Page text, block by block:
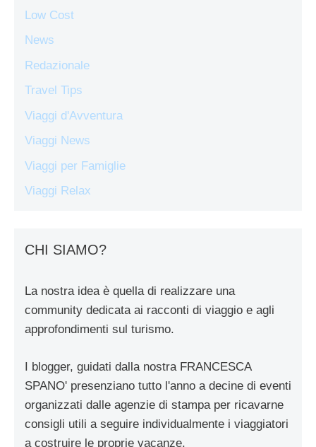
Low Cost
News
Redazionale
Travel Tips
Viaggi d'Avventura
Viaggi News
Viaggi per Famiglie
Viaggi Relax
CHI SIAMO?
La nostra idea è quella di realizzare una
community dedicata ai racconti di viaggio e agli
approfondimenti sul turismo.
I blogger, guidati dalla nostra FRANCESCA
SPANO' presenziano tutto l'anno a decine di eventi
organizzati dalle agenzie di stampa per ricavarne
consigli utili a seguire individualmente i viaggiatori
a costruire le proprie vacanze.